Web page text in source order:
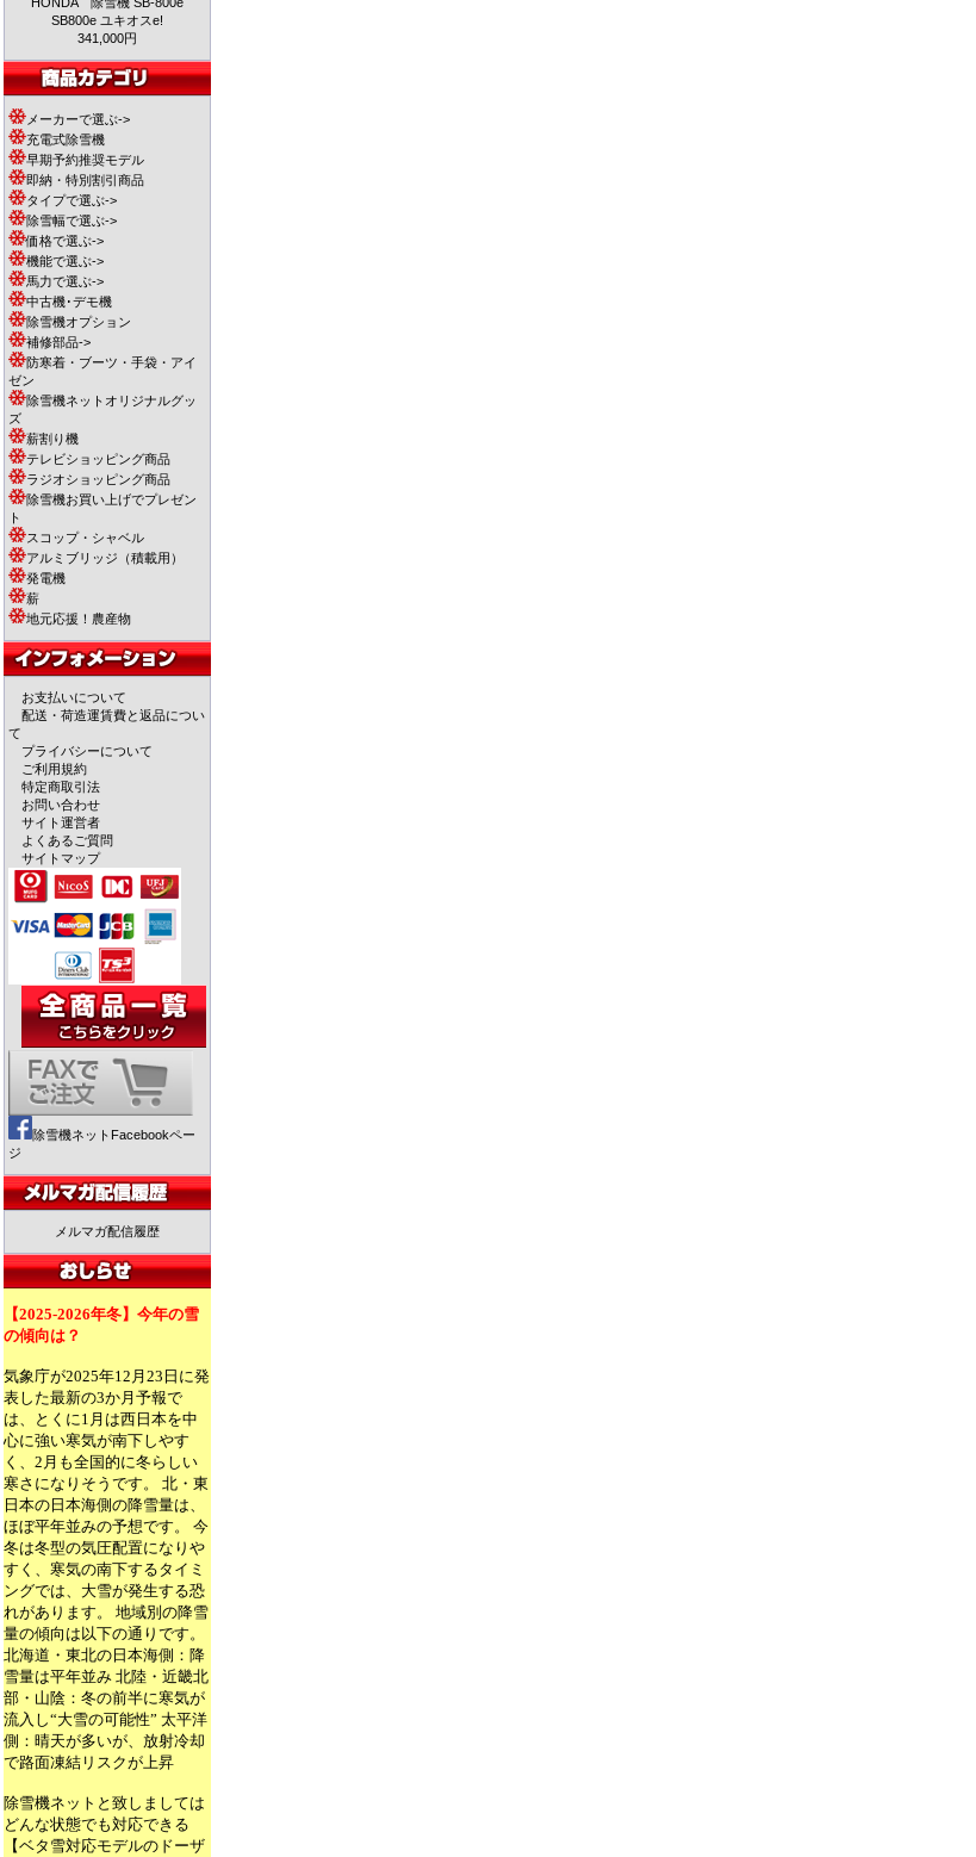
SB800e ユキオスe!
341,000円
メーカーで選ぶ->
充電式除雪機
早期予約推奨モデル
即納・特別割引商品
タイプで選ぶ->
除雪幅で選ぶ->
価格で選ぶ->
機能で選ぶ->
馬力で選ぶ->
中古機･デモ機
除雪機オプション
補修部品->
防寒着・ブーツ・手袋・アイ
ゼン
除雪機ネットオリジナルグッ
ズ
薪割り機
テレビショッピング商品
ラジオショッピング商品
除雪機お買い上げでプレゼン
ト
スコップ・シャベル
アルミブリッジ（積載用）
発電機
薪
地元応援！農産物
お支払いについて
配送・荷造運賃費と返品につい
て
プライバシーについて
ご利用規約
特定商取引法
お問い合わせ
サイト運営者
よくあるご質問
サイトマップ
除雪機ネットFacebookペー
ジ
メルマガ配信履歴
【2025-2026年冬】今年の雪
の傾向は？
気象庁が2025年12月23日に発
表した最新の3か月予報で
は、とくに1月は西日本を中
心に強い寒気が南下しやす
く、2月も全国的に冬らしい
寒さになりそうです。 北・東
日本の日本海側の降雪量は、
ほぼ平年並みの予想です。 今
冬は冬型の気圧配置になりや
すく、寒気の南下するタイミ
ングでは、大雪が発生する恐
れがあります。 地域別の降雪
量の傾向は以下の通りです。
北海道・東北の日本海側：降
雪量は平年並み 北陸・近畿北
部・山陰：冬の前半に寒気が
流入し“大雪の可能性” 太平洋
側：晴天が多いが、放射冷却
で路面凍結リスクが上昇
除雪機ネットと致しましては
どんな状態でも対応できる
【ベタ雪対応モデルのドーザ